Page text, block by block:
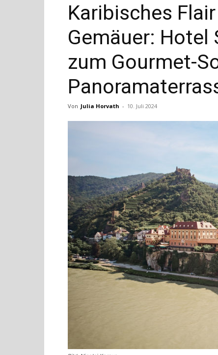
Karibisches
Gemäuer: Hotel
zum Gourmet-
Von Julia Horvath - 10. Juli 2024